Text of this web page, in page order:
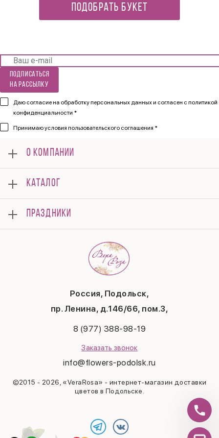
ПОДОБРАТЬ БУКЕТ
Подписаться
на рассылку
Даю согласие на обработку персональных данных и согласен с политикой
конфиденциальности *
Принимаюусловия пользовательского соглашения *
Россия, Подольск,
пр. Ленина, д.146/66, пом.3,
8 (977) 388-98-19
Заказать звонок
info@flowers-podolsk.ru
©2015 - 2026, «VeraRosa» - интернет-магазин доставки
цветов в Подольске.
О КОМПАНИИ
Мероприятия
Корпоративным клиентам
Оплата
Доставка
Отзывы
Политика конфиденциальности
КАТАЛОГ
Композиции
Подарки
ПРАЗДНИКИ
Последний звонок